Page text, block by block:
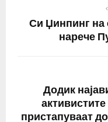
Си Џинпинг на
нарече
Додик
пристапуваат